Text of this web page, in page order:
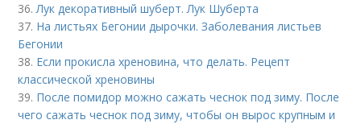
36.Лук декоративный шуберт. Лук Шуберта
37. На листьях Бегонии дырочки. Заболевания листьев
Бегонии
38. Если прокисла хреновина, что делать. Рецепт
классической хреновины
39. После помидор можно сажать чеснок под зиму. После
чего сажать чеснок под зиму, чтобы он вырос крупным и